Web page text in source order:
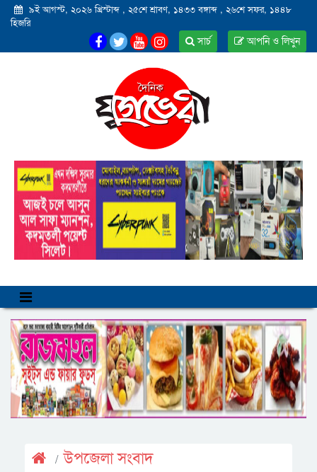
৯ই আগস্ট, ২০২৬ খ্রিস্টাব্দ , ২৫শে শ্রাবণ, ১৪৩৩ বঙ্গাব্দ , ২৬শে সফর, ১৪৪৮
হিজরি
আপনি ও লিখুন
সার্চ
উপজেলা সংবাদ